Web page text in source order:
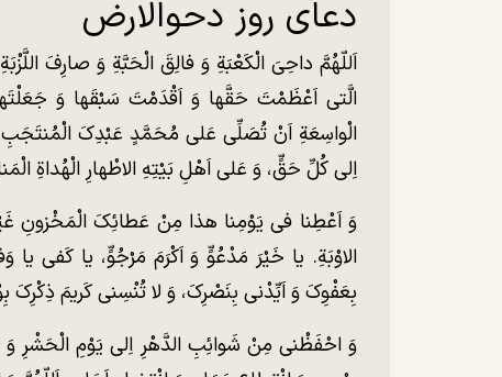
دعای روز دحوالارض
اَللّهُمَّ داحِیَ الْکَعْبَةِ وَ فالِقَ الْحَبَّةِ وَ صارِفَ
الَّتی اَعْظَمْتَ حَقَّها وَ اَقْدَمْتَ سَبْقَها وَ
الْواسِعَةِ اَنْ تُصَلِّی عَلی مُحَمَّدٍ عَبْدِکَ الْمُنتَجَبِ
اِلی کُلِّ حَقٍّ، وَ عَلی اَهْلِ بَیْتِهِ الاطْهارِ الْهُداةِ
وَ اَعْطِنا فی یَوْمِنا هذا مِنْ عَطائِکَ الْمَخْزونِ
الاوْبَةِ. یا خَیْرَ مَدْعُوٍّ وَ اَکْرَمَ مَرْجُوٍّ، یا
بِعَفْوِکَ وَ اَیِّدْنی بِنَصْرِکَ، وَ لا تُنْسِنی کَریمَ
وَ احْفَظْنی مِنْ شَوائِبِ الدَّهْرِ اِلی یَوْمِ الْحَشْرِ